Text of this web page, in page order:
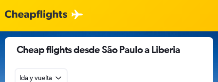
Cheap flights desde São Paulo a Liberia
Ida y vuelta